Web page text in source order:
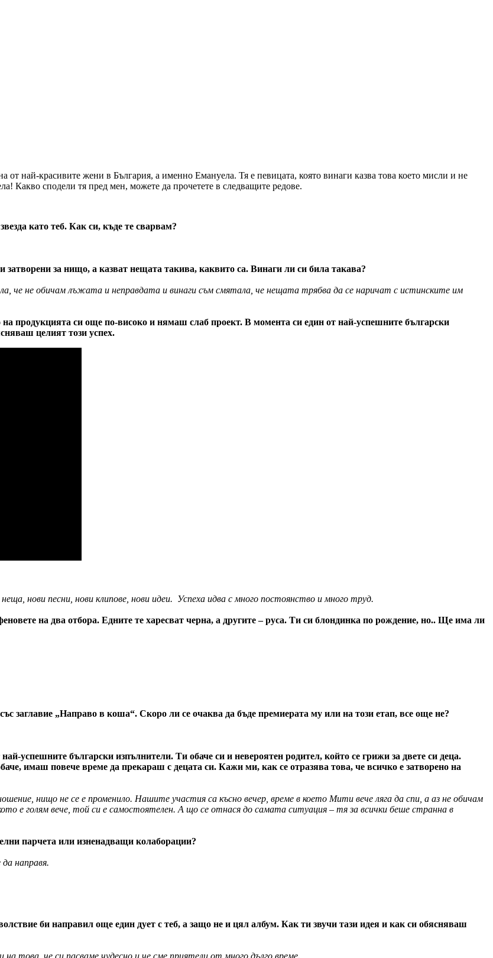
най-красивите жени в България, а именно Емануела. Тя е певицата, която винаги казва това което мисли и не
Какво сподели тя пред мен, можете да прочетете в следващите редове.
като теб. Как си, къде те сварвам?
за нищо, а казват нещата такива, каквито са. Винаги ли си била такава?
че не обичам лъжата и неправдата и винаги съм смятала, че нещата трябва да се наричат с истинските им
продукцията си още по-високо и нямаш слаб проект. В момента си един от най-успешните български
целият този успех.
нови песни, нови клипове, нови идеи. Успеха идва с много постоянство и много труд.
на два отбора. Едните те харесват черна, а другите – руса. Ти си блондинка по рождение, но.. Ще има ли
заглавие „Направо в коша“. Скоро ли се очаква да бъде премиерата му или на този етап, все още не?
успешните български изпълнители. Ти обаче си и невероятен родител, който се грижи за двете си деца.
имаш повече време да прекараш с децата си. Кажи ми, как се отразява това, че всичко е затворено на
нищо не се е променило. Нашите участия са късно вечер, време в което Мити вече ляга да спи, а аз не обичам
е голям вече, той си е самостоятелен. А що се отнася до самата ситуация – тя за всички беше странна в
парчета или изненадващи колаборации?
направя.
би направил още един дует с теб, а защо не и цял албум. Как ти звучи тази идея и как си обясняваш